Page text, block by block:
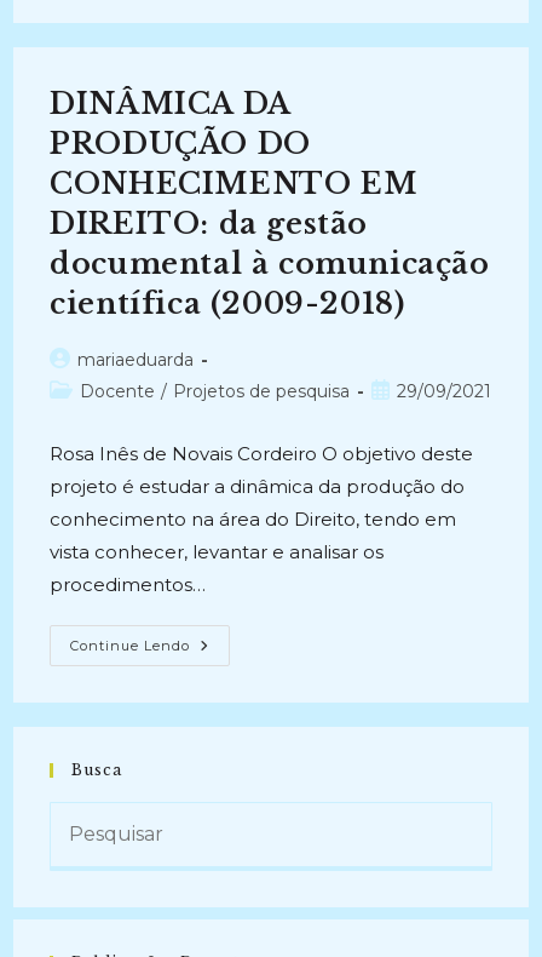
CIENTÍFICA
(2020-
Atual)
DINÂMICA DA
PRODUÇÃO DO
CONHECIMENTO EM
DIREITO: da gestão
documental à comunicação
científica (2009-2018)
Autor
do
mariaeduarda
Categoria
Docente / Projetos de pesquisa
Post29/09/2021
Rosa Inês de Novais Cordeiro O objetivo deste
projeto é estudar a dinâmica da produção do
conhecimento na área do Direito, tendo em
vista conhecer, levantar e analisar os
procedimentos…
Continue Lendo DINÂMICA
DA
EM
Documental
(2009-
Busca